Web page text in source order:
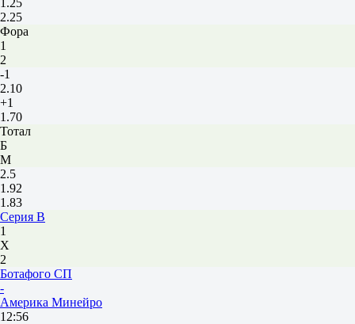
1.25
2.25
Фора
1
2
-1
2.10
+1
1.70
Тотал
Б
М
2.5
1.92
1.83
Серия В
1
Х
2
Ботафого СП
-
Америка Минейро
12:56